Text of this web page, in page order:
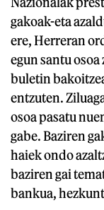
gakoak-eta
ere, Herreran
egun santu
buletin
entzuten.
osoa pasatu
gabe. Baziren
haiek ondo
baziren gai
bankua,